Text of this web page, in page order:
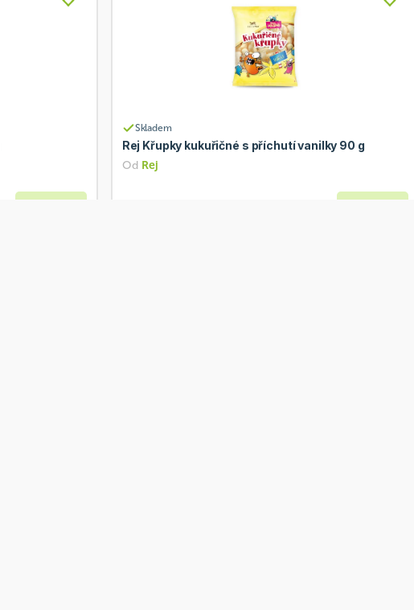
Skladem
Rej Křupky kukuřičné s příchutí vanilky 90 g
Od Rej